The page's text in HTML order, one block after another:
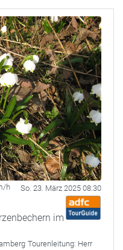
h So. 23. März 2025 08:30
im
Tourenleitung: Herr